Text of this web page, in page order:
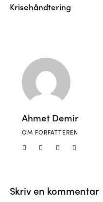
Krisehåndtering
Ahmet Demir
OM FORFATTEREN
Skriv en kommentar